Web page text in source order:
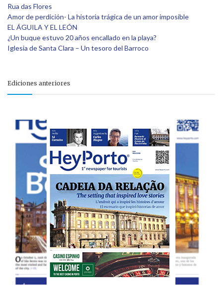
Rua das Flores
Amor de perdición- La historia trágica de un amor imposible
EL ÁGUILA Y EL LEÓN
¿Un buque estuvo 20 años encallado en la playa?
Iglesia de Santa Clara – Un tesoro del Barroco
Ediciones anteriores